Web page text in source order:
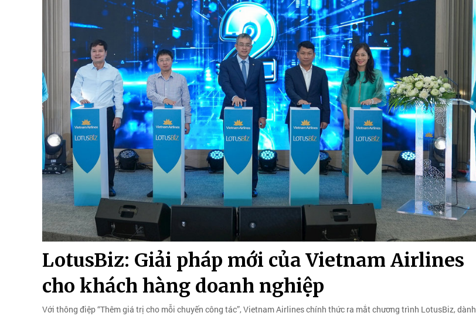
LotusBiz: Giải pháp mới của Vietnam Airlines
cho khách hàng doanh nghiệp
Với thông điệp “Thêm giá trị cho mỗi chuyến công tác”, Vietnam Airlines chính thức ra mắt chương trình LotusBiz, dành